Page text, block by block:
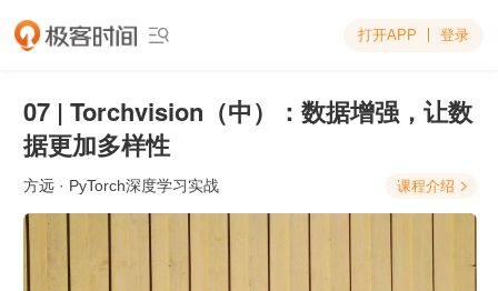
 打开APP 登录
07 | Torchvision（中）：数据增强，让数
据更加多样性
方远 · PyTorch深度学习实战 课程介绍 